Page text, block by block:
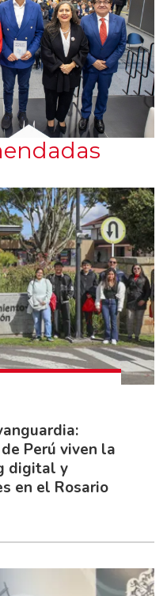
Perú viven la
digital y
en el Rosario